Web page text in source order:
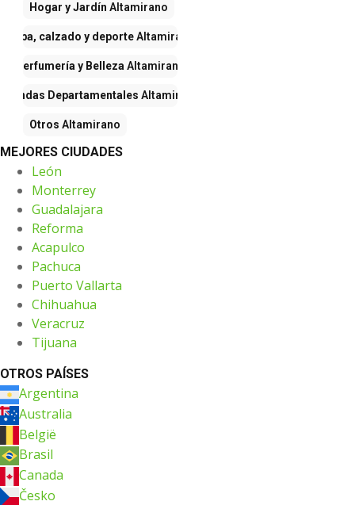
Hogar y Jardín Altamirano
Ropa, calzado y deporteAltamirano
Perfumería y Belleza Altamirano
Tiendas Departamentales Altamirano
Otros Altamirano
MEJORES CIUDADES
León
Monterrey
Guadalajara
Reforma
Acapulco
Pachuca
Puerto Vallarta
Chihuahua
Veracruz
Tijuana
OTROS PAÍSES
Argentina
Australia
België
Brasil
Canada
Česko